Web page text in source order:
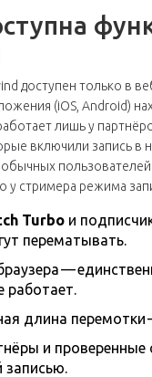
доступен только в
(iOS, Android)
лишь у
включили запись в
обычных
у стримера режима
Turbo и
перематывать.
—
работает.
длина перемотки
и проверенные
записью.